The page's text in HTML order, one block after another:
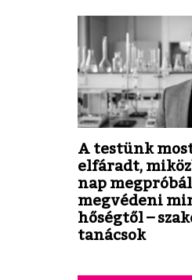
A testünk
elfáradt,
nap megpróbál
megvédeni
hőségtől –
tanácsok